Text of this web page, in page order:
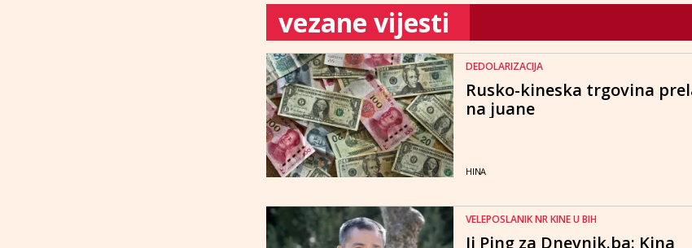
vezane vijesti
DEDOLARIZACIJA
Rusko-kineska trgovina
na juane
HINA
VELEPOSLANIK NR KINE U BIH
Ji Ping za Dnevnik.ba: Kina